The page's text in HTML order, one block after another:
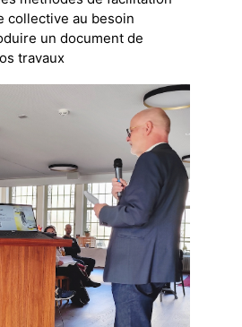
collective au besoin
un document de
travaux